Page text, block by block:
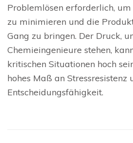
Problemlösen erforderlich,
zu minimieren und die
Gang zu bringen. Der Druck,
Chemieingenieure stehen,
kritischen Situationen hoch
hohes Maß an Stressresistenz
Entscheidungsfähigkeit.